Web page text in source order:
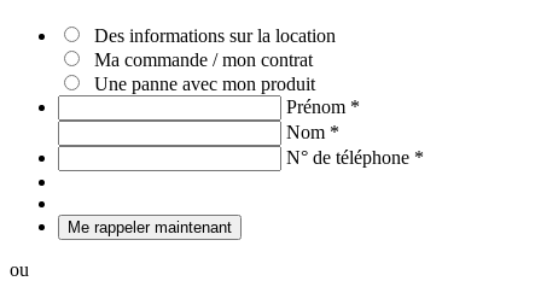
Des informations sur la location
Ma commande / mon contrat
Une panne avec mon produit
Prénom *
Nom *
N° de téléphone *
Me rappeler maintenant
ou